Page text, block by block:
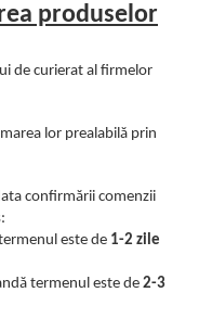
produselor
de curierat al firmelor
lor prealabilă prin
confirmării comenzii
este de 1-2 zile
termenul este de2-3